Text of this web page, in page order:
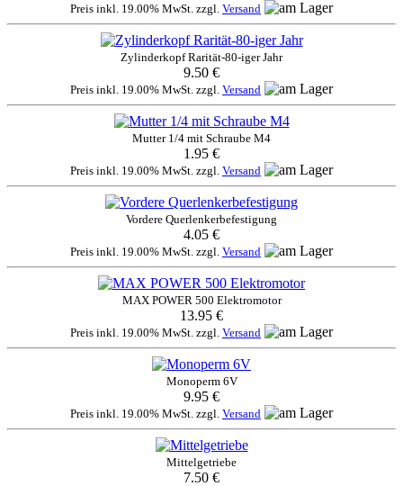
Preis inkl. 19.00% MwSt. zzgl. Versand
Zylinderkopf Rarität-80-iger Jahr
9.50 €
Preis inkl. 19.00% MwSt. zzgl. Versand
Mutter 1/4 mit Schraube M4
1.95 €
Preis inkl. 19.00% MwSt. zzgl. Versand
Vordere Querlenkerbefestigung
4.05 €
Preis inkl. 19.00% MwSt. zzgl. Versand
MAX POWER 500 Elektromotor
13.95 €
Preis inkl. 19.00% MwSt. zzgl. Versand
Monoperm 6V
9.95 €
Preis inkl. 19.00% MwSt. zzgl. Versand
Mittelgetriebe
7.50 €